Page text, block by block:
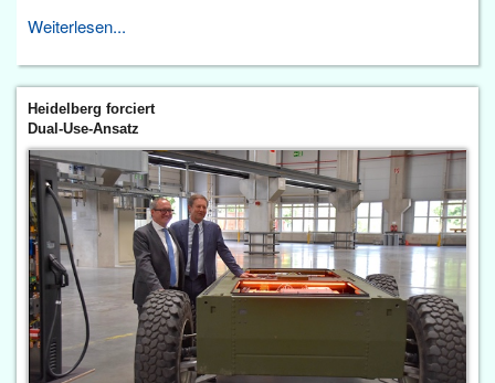
Weiterlesen...
Heidelberg forciert
Dual-Use-Ansatz